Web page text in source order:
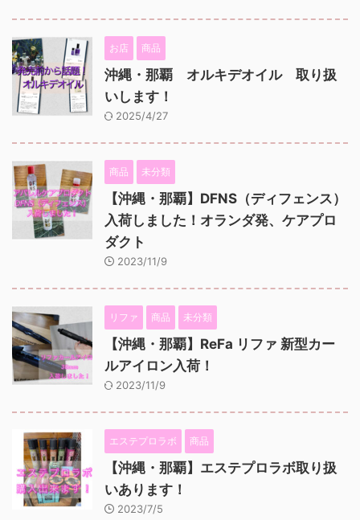
お店 商品
沖縄・那覇 オルキデオイル 取り扱
いします！
2025/4/27
商品 未分類
【沖縄・那覇】DFNS（ディフェンス）
入荷しました！オランダ発、ケアプロ
ダクト
2023/11/9
リファ 商品 未分類
【沖縄・那覇】ReFa リファ 新型カー
ルアイロン入荷！
2023/11/9
エステプロラボ 商品
【沖縄・那覇】エステプロラボ取り扱
いあります！
2023/7/5